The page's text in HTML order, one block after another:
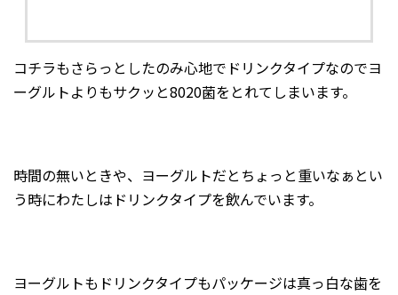
コチラもさらっとしたのみ心地でドリンクタイプなのでヨ
ーグルトよりもサクッと8020菌をとれてしまいます。
時間の無いときや、ヨーグルトだとちょっと重いなぁとい
う時にわたしはドリンクタイプを飲んでいます。
ヨーグルトもドリンクタイプもパッケージは真っ白な歯を